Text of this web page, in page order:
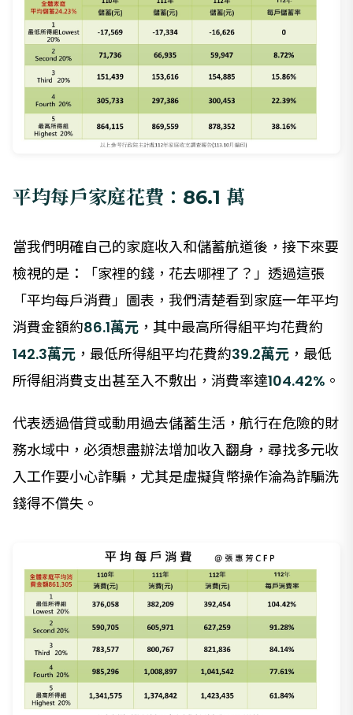
平均每戶家庭花費：86.1 萬
當我們明確自己的家庭收入和儲蓄航道後，接下來要
檢視的是：「家裡的錢，花去哪裡了？」透過這張
「平均每戶消費」圖表，我們清楚看到家庭一年平均
消費金額約86.1萬元 ，其中最高所得組平均花費約
142.3萬元 ，最低所得組平均花費約39.2萬元 ，最低
所得組消費支出甚至入不敷出，消費率達104.42% 。
代表透過借貸或動用過去儲蓄生活，航行在危險的財
務水域中，必須想盡辦法增加收入翻身，尋找多元收
入工作要小心詐騙，尤其是虛擬貨幣操作淪為詐騙洗
錢得不償失。